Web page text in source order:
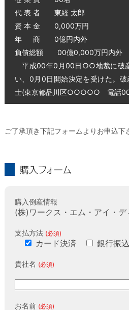
代 表 者 東経 太郎
資 本 金 0,000万円
年 商 0億円内外
負債総額 00億0,000万円内外
平成00年0月00日○○地裁に破
い、0月0日開始決定を受けた。
士(東京都品川区○○○○○ 電話
ご了承頂き下記フォームよりお申込下
購入倒産情報
(株)ワークス・エム・アイ・
支払方法 (必須)
カード決済 銀行振込
貴社名 (必須)
お名前 (必須)